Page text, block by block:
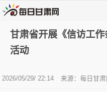
甘肃省开展《信访工
活动
2026/05/29/ 22:14 来源：每日甘